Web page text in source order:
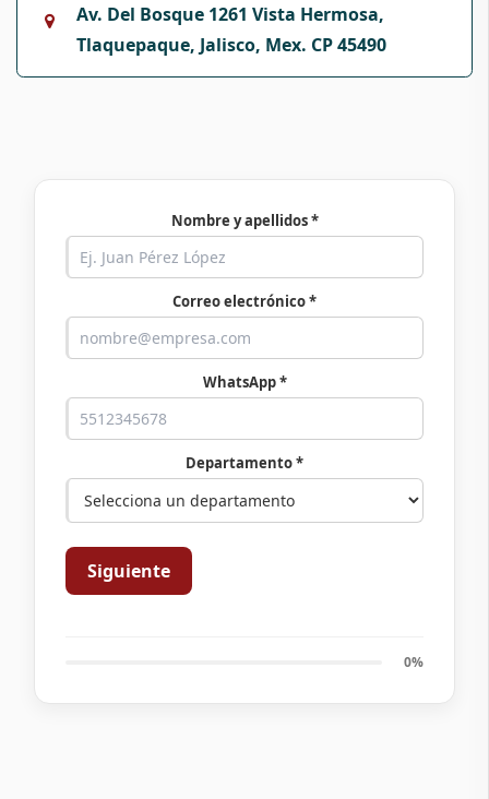
Av. Del Bosque 1261 Vista Hermosa,
Tlaquepaque, Jalisco, Mex. CP 45490
Nombre y apellidos *
Correo electrónico *
WhatsApp *
Departamento *
Siguiente
0%